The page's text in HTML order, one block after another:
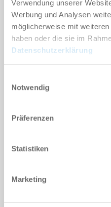
Verwendung unserer
Werbung und Analysen
möglicherweise mit
haben oder die sie im
Datenschutzerklärung
Notwendig
Präferenzen
Statistiken
Marketing
장점 세부 정보